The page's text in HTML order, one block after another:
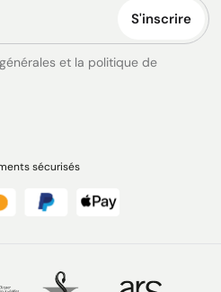
S'inscrire
et la politique de
sécurisés